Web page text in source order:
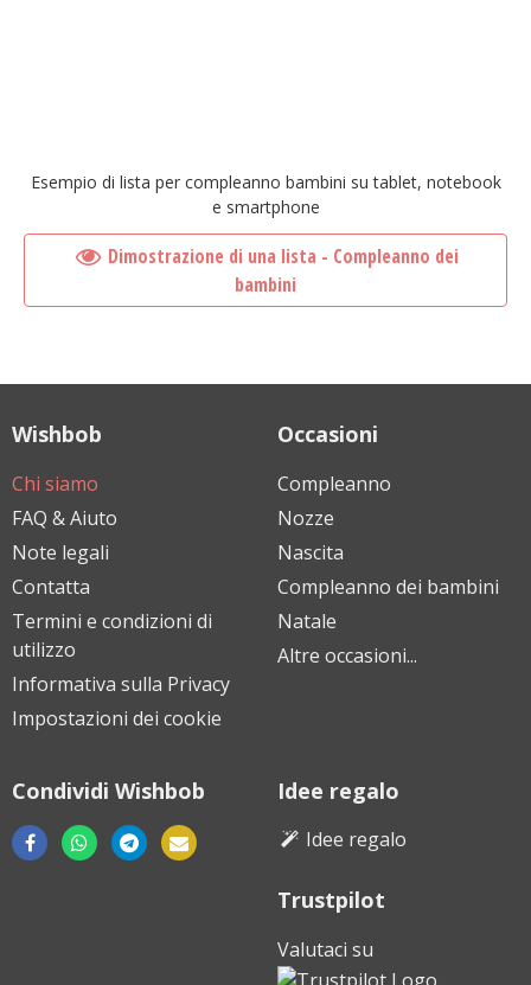
Esempio di lista per compleanno bambini su tablet, notebook
e smartphone
Dimostrazione di una lista - Compleanno dei
bambini
Wishbob
Chi siamo
FAQ & Aiuto
Note legali
Contatta
Termini e condizioni di
utilizzo
Informativa sulla Privacy
Impostazioni dei cookie
Occasioni
Compleanno
Nozze
Nascita
Compleanno dei bambini
Natale
Altre occasioni...
Condividi Wishbob Idee regalo
Idee regalo
Trustpilot
Valutaci su